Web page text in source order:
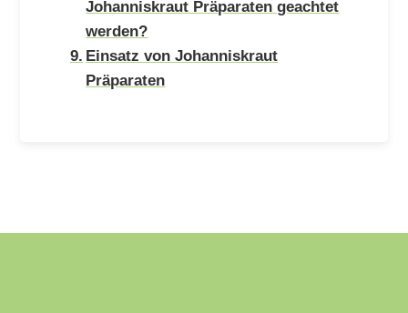
Johanniskraut Präparaten geachtet
werden?
Einsatz von Johanniskraut
Präparaten